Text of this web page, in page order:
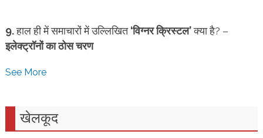
9.हाल ही में समाचारों में उल्लिखित‘विग्नर क्रिस्टल’क्या है? –
इलेक्ट्रॉनों का ठोस चरण
See More
खेलकूद